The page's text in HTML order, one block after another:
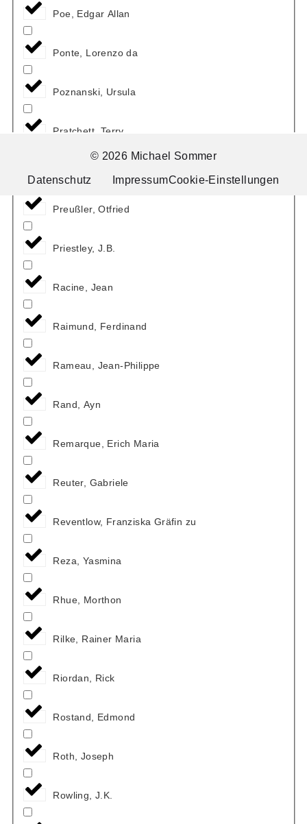
Poe, Edgar Allan
Ponte, Lorenzo da
Poznanski, Ursula
Pratchett, Terry
Preußler, Otfried
Priestley, J.B.
Racine, Jean
Raimund, Ferdinand
Rameau, Jean-Philippe
Rand, Ayn
Remarque, Erich Maria
Reuter, Gabriele
Reventlow, Franziska Gräfin zu
Reza, Yasmina
Rhue, Morthon
Rilke, Rainer Maria
Riordan, Rick
Rostand, Edmond
Roth, Joseph
Rowling, J.K.
© 2026 Michael Sommer
Datenschutz ImpressumCookie-Einstellungen